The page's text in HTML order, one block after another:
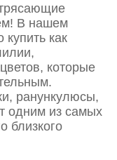
В нашем
купить как
которые
ранункулюсы,
одним из самых
близкого